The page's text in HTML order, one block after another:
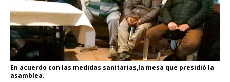
En acuerdo con las medidas sanitarias,la mesa que presidió la
asamblea.